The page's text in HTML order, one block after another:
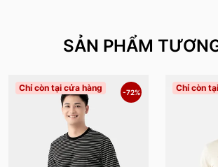
SẢN PHẨM
Chỉ còn tại cửa hàng -72% Chỉ còn